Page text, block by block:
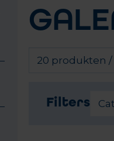
20 produkten /
Filters